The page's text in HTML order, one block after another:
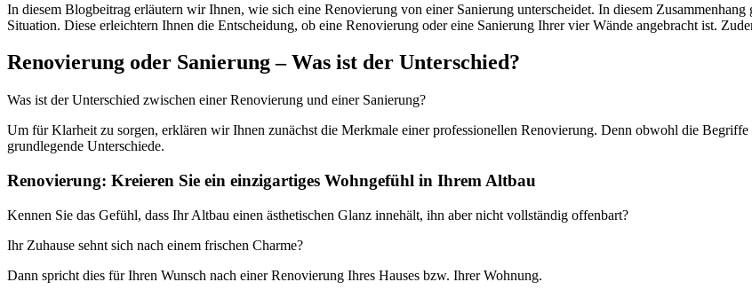
In diesem Blogbeitrag erläutern wir Ihnen, wie sich eine Renovierung von einer Sanierung unterscheidet. In diesem
Situation. Diese erleichtern Ihnen die Entscheidung, ob eine Renovierung oder eine Sanierung Ihrer vier Wände angebracht ist.
Renovierung oder Sanierung – Was ist der Unterschied?
Was ist der Unterschied zwischen einer Renovierung und einer Sanierung?
Um für Klarheit zu sorgen, erklären wir Ihnen zunächst die Merkmale einer professionellen Renovierung. Denn obwohl die
grundlegende Unterschiede.
Renovierung: Kreieren Sie ein einzigartiges Wohngefühl in Ihrem Altbau
Kennen Sie das Gefühl, dass Ihr Altbau einen ästhetischen Glanz innehält, ihn aber nicht vollständig offenbart?
Ihr Zuhause sehnt sich nach einem frischen Charme?
Dann spricht dies für Ihren Wunsch nach einer Renovierung Ihres Hauses bzw. Ihrer Wohnung.